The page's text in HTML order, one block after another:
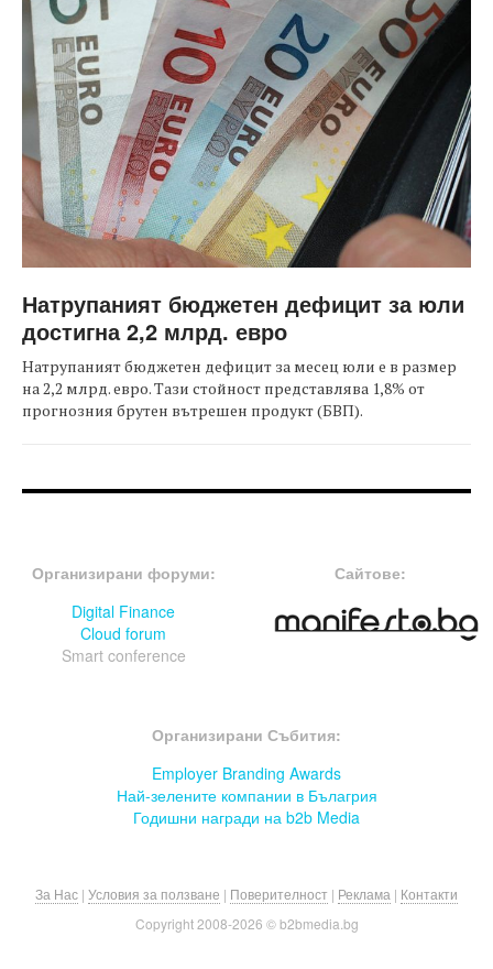
Натрупаният бюджетен дефицит за юли
достигна 2,2 млрд. евро
Натрупаният бюджетен дефицит за месец юли е в размер
на 2,2 млрд. евро. Тази стойност представлява 1,8% от
прогнозния брутен вътрешен продукт (БВП).
Организирани форуми:
Digital Finance
Cloud forum
Smart conference
Сайтове:
Организирани Събития:
Employer Branding Awards
Най-зелените компании в Бълагрия
Годишни награди на b2b Media
За Нас | Условия за ползване | Поверителност | Реклама | Контакти
Copyright 2008-2026 © b2bmedia.bg